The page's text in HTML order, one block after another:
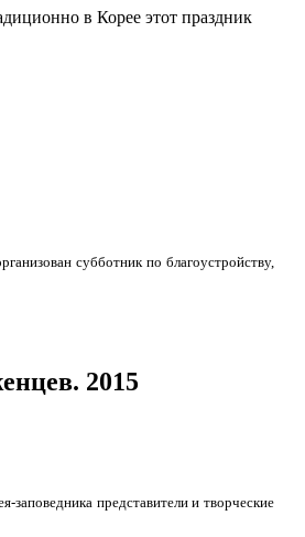
в Корее этот праздник
субботник по благоустройству,
2015
представители и творческие